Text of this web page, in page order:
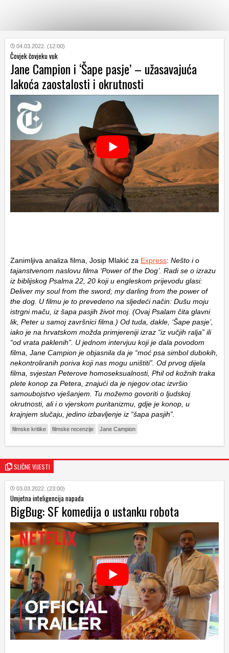
KATEGORIJE
HRVATSKI
WEB
04.03.2022. (12:00)
Čovjek čovjeku vuk
Jane Campion i ‘Šape pasje’ – užasavajuća
lakoća zaostalosti i okrutnosti
Zanimljiva analiza filma, Josip Mlakić za Express: Nešto i o
tajanstvenom naslovu filma ‘Power of the Dog’. Radi se o izrazu
iz biblijskog Psalma 22, 20 koji u engleskom prijevodu glasi:
Deliver my soul from the sword; my darling from the power of
the dog. U filmu je to prevedeno na sljedeći način: Dušu moju
istrgni maču, iz šapa pasjih život moj. (Ovaj Psalam čita glavni
lik, Peter u samoj završnici filma.) Od tuda, dakle, ‘Šape pasje’,
iako je na hrvatskom možda primjereniji izraz “iz vučjih ralja” ili
“od vrata paklenih”. U jednom intervjuu koji je dala povodom
filma, Jane Campion je objasnila da je “moć psa simbol dubokih,
nekontroliranih poriva koji nas mogu uništiti”. Od prvog dijela
filma, svjestan Peterove homoseksualnosti, Phil od kožnih traka
plete konop za Petera, znajući da je njegov otac izvršio
samoubojstvo vješanjem. Tu možemo govoriti o ljudskoj
okrutnosti, ali i o vjerskom puritanizmu, gdje je konop, u
krajnjem slučaju, jedino izbavljenje iz “šapa pasjih”.
filmske kritike filmske recenzije Jane Campion
SLIČNE VIJESTI
03.03.2022. (23:00)
Umjetna inteligencija napada
BigBug: SF komedija o ustanku robota